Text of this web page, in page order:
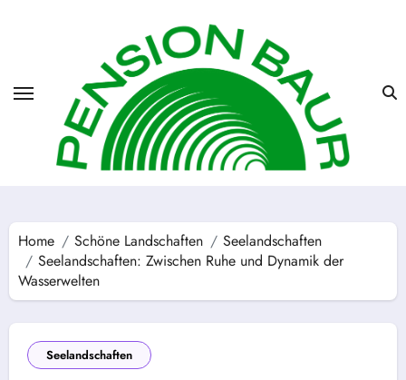
Home Schöne Landschaften
Seelandschaften
Seelandschaften: Zwischen Ruhe und Dynamik der
Wasserwelten
Seelandschaften